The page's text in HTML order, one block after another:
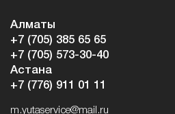
Алматы
+7 (705) 385 65 65
+7 (705) 573-30-40
Астана
+7 (776) 911 01 11
m.yutaservice@mail.ru